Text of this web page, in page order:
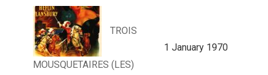
TROIS
MOUSQUETAIRES (LES)
1 January 1970